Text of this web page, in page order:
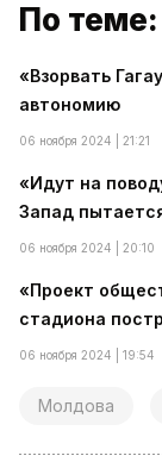
По теме:
«Взорвать
автономию
06 ноября 2024 | 21:21
«Идут на
Запад
06 ноября 2024 | 20:10
«Проект
стадиона
06 ноября 2024 | 19:54
Молдова